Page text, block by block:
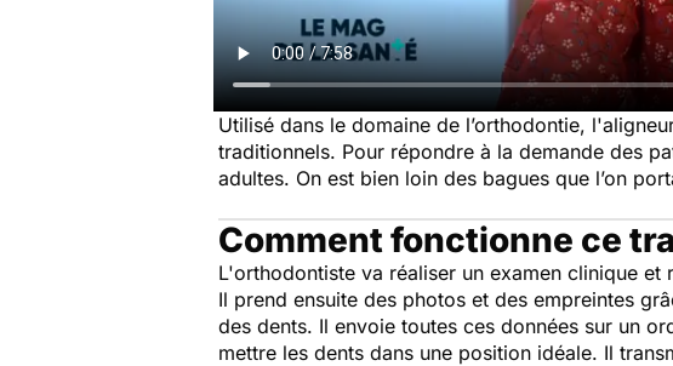
Utilisé dans le domaine de l’orthodontie,
traditionnels. Pour répondre à la demande des
adultes. On est bien loin des bagues que l’on
Comment fonctionne ce
L'orthodontiste va réaliser un examen clinique
Il prend ensuite des photos et des empreintes
des dents. Il envoie toutes ces données sur un
mettre les dents dans une position idéale. Il